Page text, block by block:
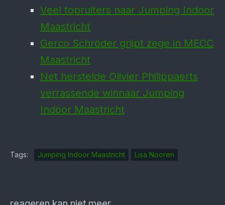
Veel topruiters naar Jumping Indoor
Maastricht
Gerco Schröder grijpt zege in MECC
Maastricht
Net herstelde Olivier Philippaerts
verrassende winnaar Jumping
Indoor Maastricht
Tags: Jumping Indoor Maastricht Lisa Nooren